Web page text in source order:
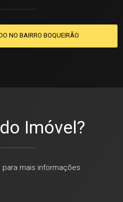
NO BAIRRO BOQUEIRÃO
Imóvel?
mais informações